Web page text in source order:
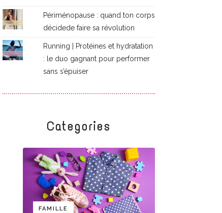
Périménopause : quand ton corps
décidede faire sa révolution
Running | Protéines et hydratation
: le duo gagnant pour performer
sans s’épuiser
Categories
FAMILLE